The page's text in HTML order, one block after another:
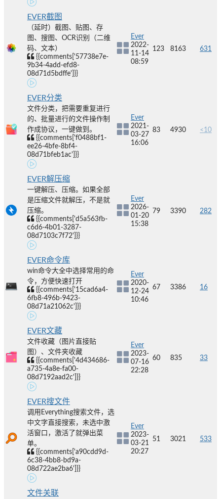
EVER截图
（延时）截图、贴图、存
图、搜图、OCR识别（二维
码、文本）
{{comments['57738e7e-
9b34-4add-efd8-
08d71d5bdffe']}}
Ever
2022-
11-14
08:59
123 8163 631
EVER分类
文件分类，把需要重复进行
的、批量进行的文件操作制
作成协议，一键做到。
{{comments['f0488bf1-
ee26-4bfe-8bf4-
08d71bfeb1ac']}}
Ever
2021-
03-27
16:06
83 4930 <10
EVER解压缩
一键解压、压缩。如果全部
是压缩文件就解压，不是就
压缩。
{{comments['d5a563fb-
c6d6-4b01-3287-
08d7103c7f72']}}
Ever
2026-
01-20
15:38
79 3390 282
EVER命令库
win命令大全中选择常用的命
令，方便快速打开
{{comments['15cad6a4-
6fb8-496b-9423-
08d71a21062c']}}
Ever
2020-
12-24
10:46
67 3386 16
EVER文藏
文件收藏（图片直接贴
图）、文件夹收藏
{{comments['4d434686-
a735-4a8e-fa00-
08d7192aad2c']}}
Ever
2023-
07-16
22:28
60 835 33
EVER搜文件
调用Everything搜索文件，选
中文字直接搜索，未选中激
活窗口，激活了就弹出菜
单。
{{comments['a90cdd9d-
6c38-4bb8-bd9a-
08d722ae2ba6']}}
Ever
2023-
03-21
20:27
51 3021 533
文件关联